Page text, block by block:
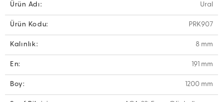
Ürün Adı: Ural
Ürün Kodu: PRK907
Kalınlık: 8 mm
En: 191 mm
Boy: 1200 mm